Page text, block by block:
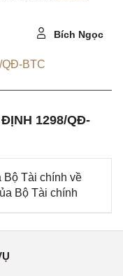
Bích Ngọc
QĐ-BTC
1298/QĐ-
Bộ Tài chính về
Bộ Tài chính